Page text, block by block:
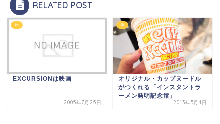
RELATED POST
旅
EXCURSIONは映画
2005年7月25日
旅
オリジナル・カップヌードル
がつくれる「インスタントラ
ーメン発明記念館」
2013年5月4日